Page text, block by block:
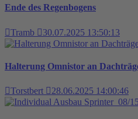
Ende des Regenbogens
Tramb
30.07.2025 13:50:13
Halterung Omnistor an
Torstbert
28.06.2025 14:00:46